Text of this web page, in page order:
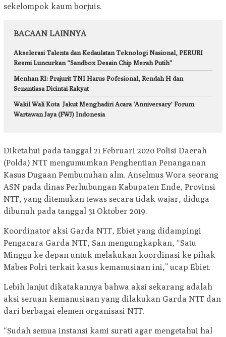
sekelompok kaum borjuis.
BACAAN LAINNYA
Akselerasi Talenta dan Kedaulatan Teknologi Nasional, PERURI
Resmi Luncurkan “Sandbox Desain Chip Merah Putih”
Menhan RI: Prajurit TNI Harus Pofesional, Rendah H dan
Senantiasa Dicintai Rakyat
Wakil Wali Kota Jakut Menghadiri Acara ‘Anniversary’ Forum
Wartawan Jaya (FWJ) Indonesia
Diketahui pada tanggal 21 Februari 2020 Polisi Daerah
(Polda) NTT mengumumkan Penghentian Penanganan
Kasus Dugaan Pembunuhan alm. Anselmus Wora seorang
ASN pada dinas Perhubungan Kabupaten Ende, Provinsi
NTT, yang ditemukan tewas secara tidak wajar, diduga
dibunuh pada tanggal 31 Oktober 2019.
Koordinator aksi Garda NTT, Ebiet yang didampingi
Pengacara Garda NTT, San mengungkapkan, “Satu
Minggu ke depan untuk melakukan koordinasi ke pihak
Mabes Polri terkait kasus kemanusiaan ini,” ucap Ebiet.
Lebih lanjut dikatakannya bahwa aksi sekarang adalah
aksi seruan kemanusiaan yang dilakukan Garda NTT dan
dari berbagai elemen organisasi NTT.
“Sudah semua instansi kami surati agar mengetahui hal